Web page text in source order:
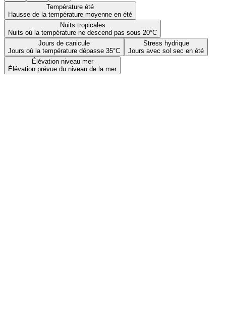
Température été
Hausse de la température moyenne en été
Nuits tropicales
Nuits où la température ne descend pas sous 20°C
Jours de canicule
Jours où la température dépasse 35°C
Stress hydrique
Jours avec sol sec en été
Élévation niveau mer
Élévation prévue du niveau de la mer